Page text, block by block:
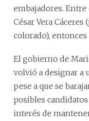
embajadores.
César Vera
colorado),
El gobierno de
volvió a designar a
pese a que se
posibles
interés de